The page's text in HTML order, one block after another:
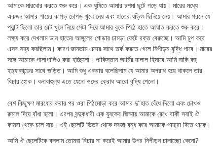
আমাকে মারধোর করতে শুরু করে। এক ঘুষিতে আমার চশমা ছুটে পড়ে যায়। মারের মধ্যে
একজন আমার গায়ের কাপড় চোপড় খুলে নেয় এবং হাতের ঘড়িও ছিনিয়ে নেয়। আমার পরনে যে
প্যান্ট ছিলো তার বেল্ট খুলে নিয়ে সেটা দিয়ে আমার বুকে পিঠে হাতে আঘাত করতে শুরু করে।
লক্ষ্য করে দেখলাম ডান হাতের আঙ্গুলের গোড়ার চামড়া ফেটে রক্ত বেরুচ্ছে। আমি চুপ করে
এসব সহ্য করছিলাম। কারণ জানতাম এদের সাথে তর্ক করতে গেলে নিপীড়ন বৃদ্ধি পাবে। মারের
সঙ্গে আমাকে গালাগালিও করা হচ্ছিলো। পাকিস্তান আর্মির দালাল হিসাবে আমি নাকি বহু
হত্যাকান্ডের সাথে জড়িত। আমি শুধু একবার বলেছিলাম যে আমার অপরাধ হয়ে থাকলে তার
বিচার হোক। বলাবাহুল্য এতে যেনো ওদের ক্রোধ আরো বৃদ্ধি পেলো।
বেশ কিছুক্ষণ মারধোর করার পর ওরা পিঠমোড়া করে আমার দু”হাত বেঁধে দিলো এবং চোখও
রুমাল দিয়ে বাঁধা হলো। এরপর বন্দুকধারী এক যুবকের জিম্মায় আমাকে রেখে বাকী সবাই ঐ
কামরা থেকে চলে যায়। এই ছেলেটি ভিতর থেকে দরজা বন্ধ করে আমাকে পাহারা দিতে থাকে।
আমি ঐ ছেলেটিকে বললাম তোমরা বিচার না করেই আমার উপর নিপীড়ন চালাচ্ছো কেনো?